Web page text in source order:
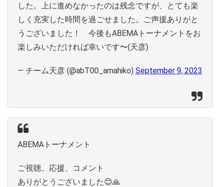
した。上に進めなかったのは残念ですが、とても楽
しく充実した時間を過ごせました。ご声援ありがと
うございました！ 今後もABEMAトーナメントをお
楽しみいただければ幸いです〜(天彦)
— チーム天彦 (@abT00_amahiko) September 9, 2023
ABEMAトーナメント
ご視聴、応援、コメント
ありがとうございました😊🙏